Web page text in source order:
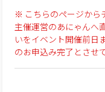
※ こちらのページから
主催運営のあにゃんへ
いをイベント開催前日
のお申込み完了とさせ